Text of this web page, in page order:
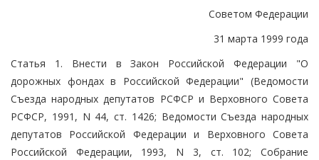
Советом Федерации
31 марта 1999 года
Статья 1. Внести в Закон Российской Федерации "О
дорожных фондах в Российской Федерации" (Ведомости
Съезда народных депутатов РСФСР и Верховного Совета
РСФСР, 1991, N 44, ст. 1426; Ведомости Съезда народных
депутатов Российской Федерации и Верховного Совета
Российской Федерации, 1993, N 3, ст. 102; Собрание